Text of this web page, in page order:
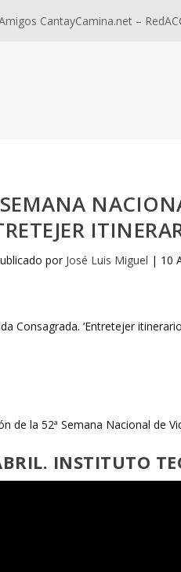
CantayCamina.net –
por José Luis Miguel | 10
de la 52ª Semana Nacional de
INSTITUTO